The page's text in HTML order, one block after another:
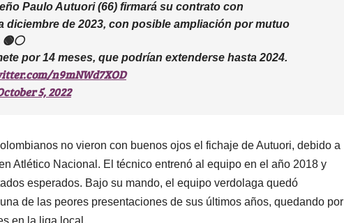
Paulo Autuori (66) firmará su contrato con
diciembre de 2023, con posible ampliación por mutuo
por 14 meses, que podrían extenderse hasta 2024.
n9mNWd7XOD
5, 2022
no vieron con buenos ojos el fichaje de Autuori, debido a
Atlético Nacional. El técnico entrenó al equipo en el año 2018 y
esperados. Bajo su mando, el equipo verdolaga quedó
de las peores presentaciones de sus últimos años, quedando por